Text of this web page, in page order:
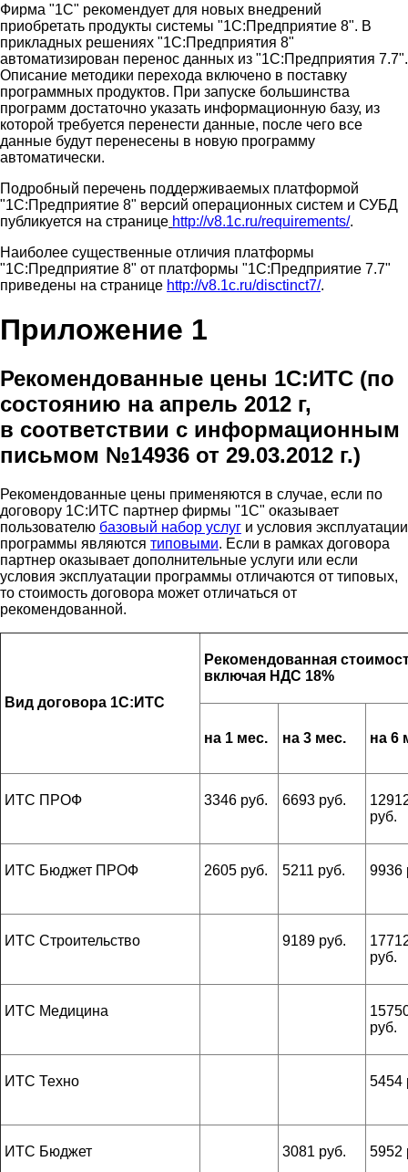
Фирма "1С" рекомендует для новых внедрений
приобретать продукты системы "1С:Предприятие 8". В
прикладных решениях "1С:Предприятия 8"
автоматизирован перенос данных из "1С:Предприятия 7.7".
Описание методики перехода включено в поставку
программных продуктов. При запуске большинства
программ достаточно указать информационную базу, из
которой требуется перенести данные, после чего все
данные будут перенесены в новую программу
автоматически.
Подробный перечень поддерживаемых платформой
"1С:Предприятие 8" версий операционных систем и СУБД
публикуется на странице http://v8.1c.ru/requirements/.
Наиболее существенные отличия платформы
"1С:Предприятие 8" от платформы "1С:Предприятие 7.7"
приведены на странице http://v8.1c.ru/disctinct7/.
Приложение 1
Рекомендованные цены 1С:ИТС (по
состоянию на апрель 2012 г,
в соответствии с информационным
письмом №14936 от 29.03.2012 г.)
Рекомендованные цены применяются в случае, если по
договору 1С:ИТС партнер фирмы "1С" оказывает
пользователю базовый набор услуг и условия эксплуатации
программы являются типовыми. Если в рамках договора
партнер оказывает дополнительные услуги или если
условия эксплуатации программы отличаются от типовых,
то стоимость договора может отличаться от
рекомендованной.
Вид договора 1С:ИТС
Рекомендованная
включая НДС 18%
на 1 мес. на 3 мес. на 6
ИТС ПРОФ 3346 руб. 6693 руб.
руб.
ИТС Бюджет ПРОФ 2605 руб. 5211 руб. 9936
ИТС Строительство 9189 руб.
руб.
ИТС Медицина
руб.
ИТС Техно 5454
ИТС Бюджет 3081 руб. 5952